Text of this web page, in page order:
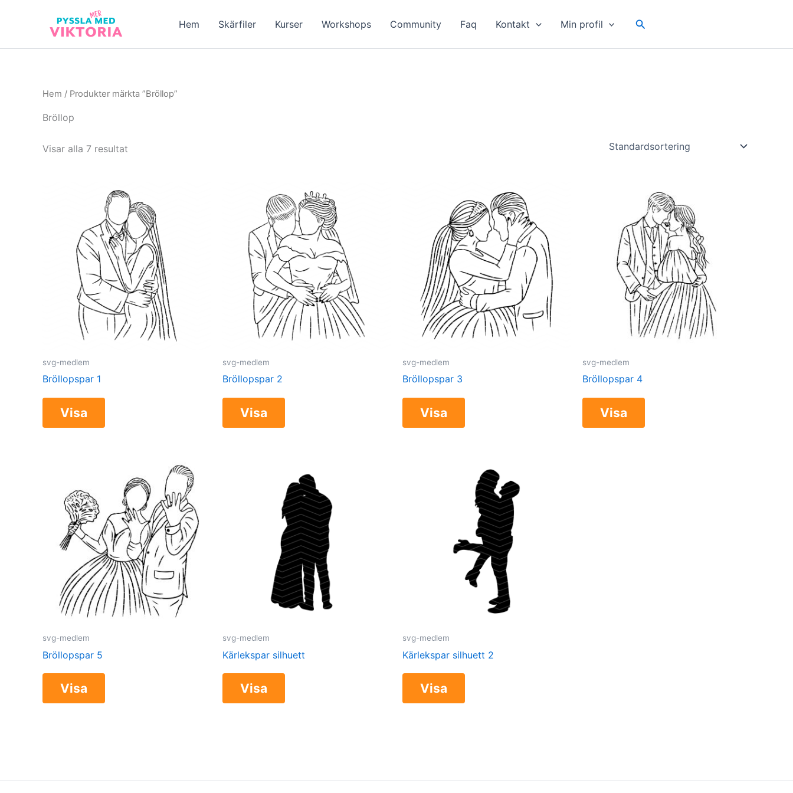
Hem Skärfiler Kurser Workshops Community Faq Kontakt Min profil Sök
Hem / Produkter märkta ”Bröllop”
Bröllop
Visar alla 7 resultat
svg-medlem
Bröllopspar 1
Visa
svg-medlem
Bröllopspar 2
Visa
svg-medlem
Bröllopspar 3
Visa
svg-medlem
Bröllopspar 4
Visa
svg-medlem
Bröllopspar 5
Visa
svg-medlem
Kärlekspar silhuett
Visa
svg-medlem
Kärlekspar silhuett 2
Visa